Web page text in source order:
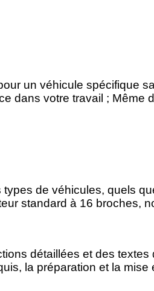
un véhicule spécifique
dans votre travail ; Même
de véhicules, quels
standard à 16 broches,
détaillées et des textes
la préparation et la